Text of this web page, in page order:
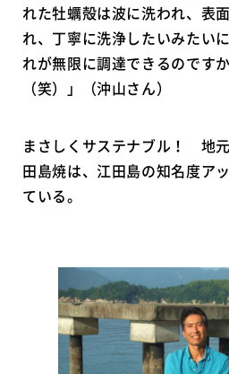
れた牡蠣殻は波に洗われ、表
れ、丁寧に洗浄したいみたい
れが無限に調達できるのです
（笑）」（沖山さん）
まさしくサステナブル！ 地
田島焼は、江田島の知名度ア
ている。